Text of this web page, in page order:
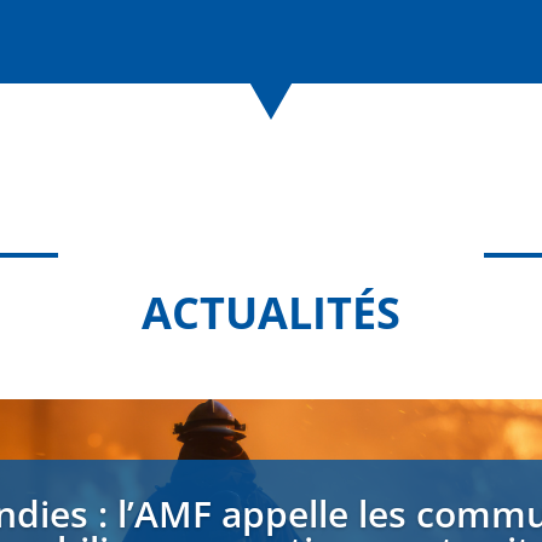
ACTUALITÉS
: l’AMF appelle les